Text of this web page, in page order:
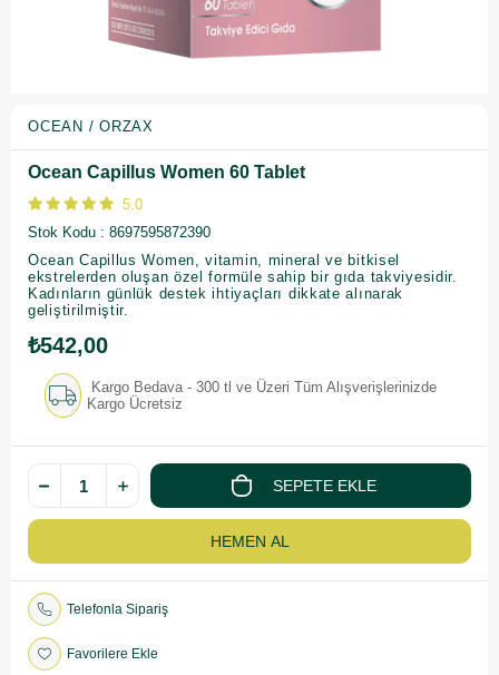
OCEAN / ORZAX
Ocean Capillus Women 60 Tablet
5.0
Stok Kodu
8697595872390
Ocean Capillus Women, vitamin, mineral ve bitkisel
ekstrelerden oluşan özel formüle sahip bir gıda takviyesidir.
Kadınların günlük destek ihtiyaçları dikkate alınarak
geliştirilmiştir.
₺542,00
Kargo Bedava - 300 tl ve Üzeri Tüm Alışverişlerinizde
Kargo Ücretsiz
Telefonla Sipariş
Favorilere Ekle